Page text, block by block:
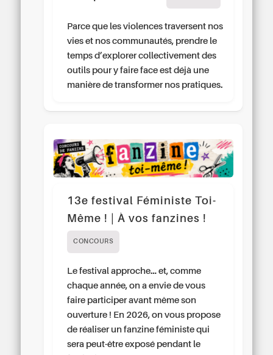
Parce que les violences traversent nos
vies et nos communautés, prendre le
temps d’explorer collectivement des
outils pour y faire face est déjà une
manière de transformer nos pratiques.
13e festival Féministe Toi-
Même ! | À vos fanzines !
CONCOURS
Le festival approche… et, comme
chaque année, on a envie de vous
faire participer avant même son
ouverture ! En 2026, on vous propose
de réaliser un fanzine féministe qui
sera peut-être exposé pendant le